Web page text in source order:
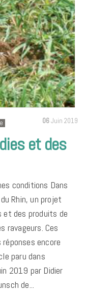
06Juin 2019
et des
conditions Dans
Rhin, un projet
des produits de
ravageurs. Ces
encore
paru dans
2019 par Didier
de...